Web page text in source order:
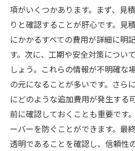
項がいくつかあります。まず、見
りと確認することが肝心です。見
にかかるすべての費用が詳細に明
す。次に、工期や安全対策につい
しょう。これらの情報が不明確な
の元になることが多いです。さら
にどのような追加費用が発生する
前に確認しておくことも重要です
ーバーを防ぐことができます。最
透明であることを確認し、信頼性